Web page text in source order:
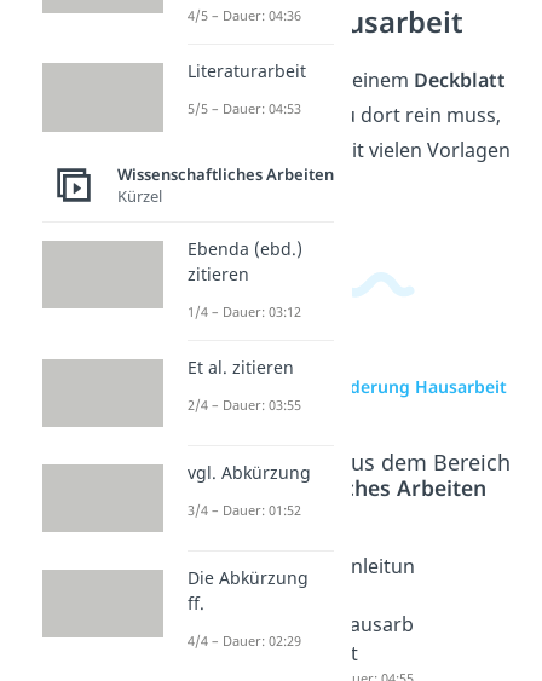
Deckblatt Hausarbeit
Du willst direkt mit deinem Deckblatt
loslegen? Was genau dort rein muss,
mit vielen Vorlagen
zum Download!
zur Videoseite: Gliederung Hausarbeit
Beliebte Inhalte aus dem Bereich
Wissenschaftliches Arbeiten
Hausarb
Inhaltsve
rzeichnis
eit
Einleitun
Hausarb
eit
4/5 – Dauer: 04:36
Literaturarbeit
5/5 – Dauer: 04:53
Wissenschaftliches Arbeiten
Kürzel
Ebenda (ebd.)
zitieren
1/4 – Dauer: 03:12
Et al. zitieren
2/4 – Dauer: 03:55
vgl. Abkürzung
3/4 – Dauer: 01:52
Die Abkürzung
ff.
4/4 – Dauer: 02:29